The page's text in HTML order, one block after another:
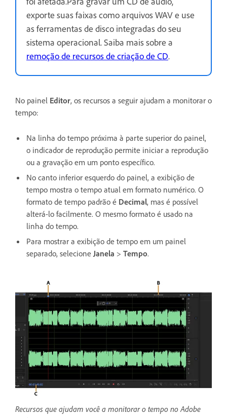
exporte suas faixas como arquivos WAV e use
as ferramentas de disco integradas do seu
sistema operacional. Saiba mais sobre a
remoção de recursos de criação de CD.
No painel Editor, os recursos a seguir ajudam a monitorar o
tempo:
Na linha do tempo próxima à parte superior do painel,
o indicador de reprodução permite iniciar a reprodução
ou a gravação em um ponto específico.
No canto inferior esquerdo do painel, a exibição de
tempo mostra o tempo atual em formato numérico. O
formato de tempo padrão é Decimal, mas é possível
alterá-lo facilmente. O mesmo formato é usado na
linha do tempo.
Para mostrar a exibição de tempo em um painel
separado, selecione Janela > Tempo.
Recursos que ajudam você a monitorar o tempo no Adobe